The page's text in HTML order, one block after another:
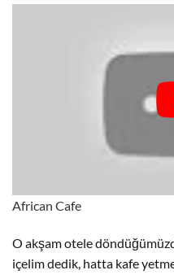
African Cafe
O akşam otele
içelim dedik, hatta kafe